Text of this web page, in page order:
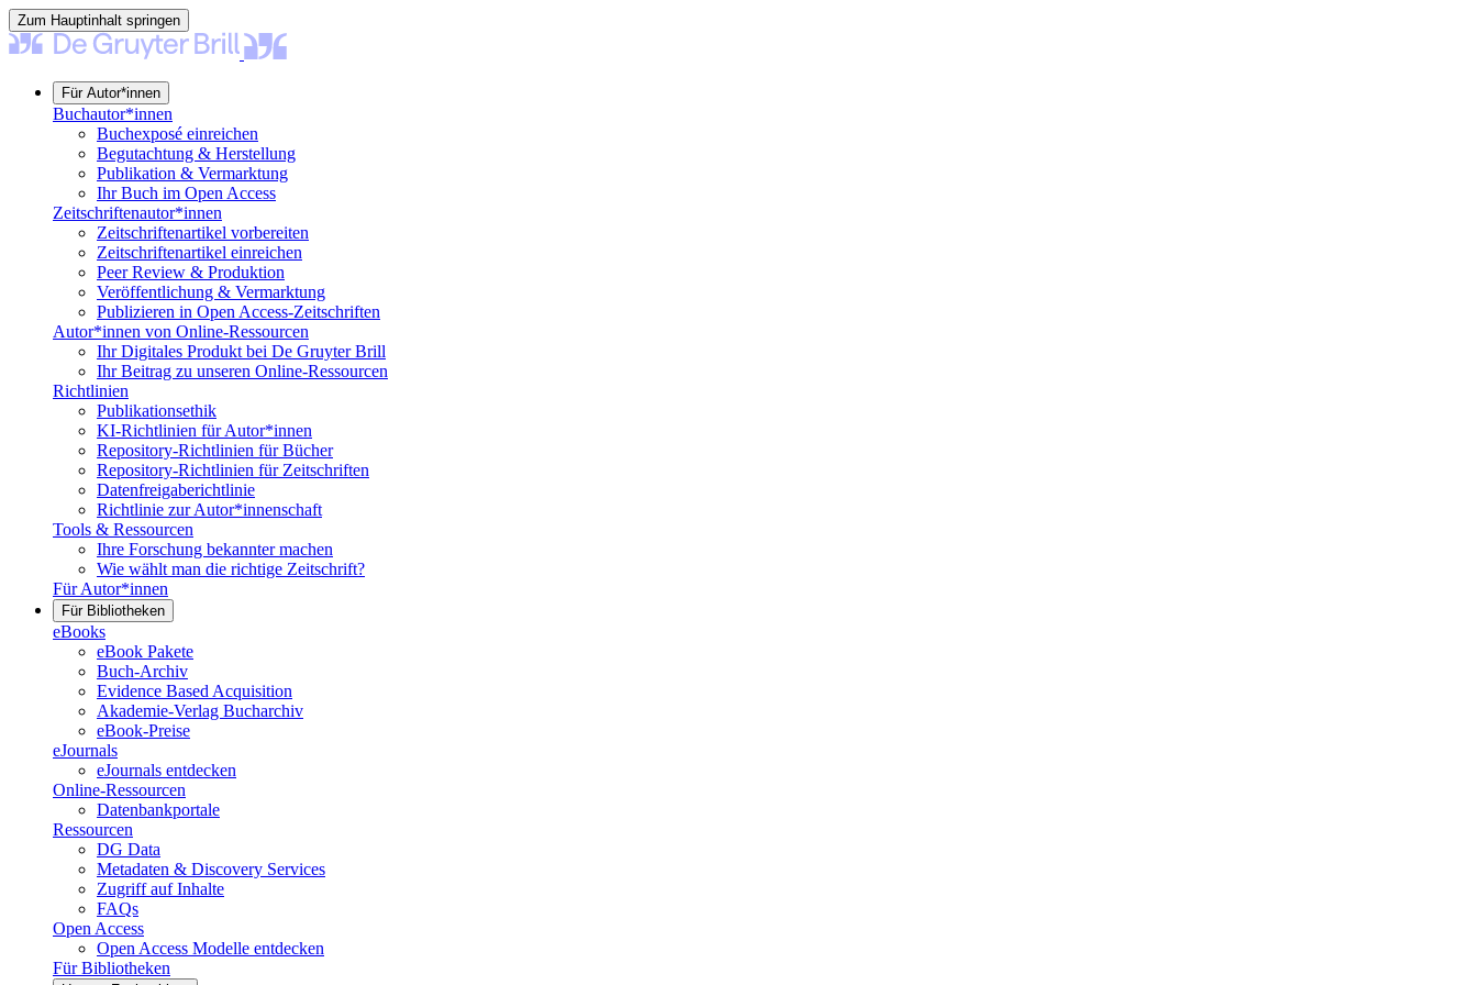
Zum Hauptinhalt springen
Für Autor*innen
Buchautor*innen
Buchexposé einreichen
Begutachtung & Herstellung
Publikation & Vermarktung
Ihr Buch im Open Access
Zeitschriftenautor*innen
Zeitschriftenartikel vorbereiten
Zeitschriftenartikel einreichen
Peer Review & Produktion
Veröffentlichung & Vermarktung
Publizieren in Open Access-Zeitschriften
Autor*innen von Online-Ressourcen
Ihr Digitales Produkt bei De Gruyter Brill
Ihr Beitrag zu unseren Online-Ressourcen
Richtlinien
Publikationsethik
KI-Richtlinien für Autor*innen
Repository-Richtlinien für Bücher
Repository-Richtlinien für Zeitschriften
Datenfreigaberichtlinie
Richtlinie zur Autor*innenschaft
Tools & Ressourcen
Ihre Forschung bekannter machen
Wie wählt man die richtige Zeitschrift?
Für Autor*innen
Für Bibliotheken
eBooks
eBook Pakete
Buch-Archiv
Evidence Based Acquisition
Akademie-Verlag Bucharchiv
eBook-Preise
eJournals
eJournals entdecken
Online-Ressourcen
Datenbankportale
Ressourcen
DG Data
Metadaten & Discovery Services
Zugriff auf Inhalte
FAQs
Open Access
Open Access Modelle entdecken
Für Bibliotheken